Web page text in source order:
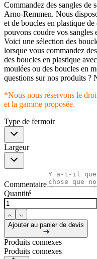
Commandez des sangles de
Arno-Remmen. Nous
et de boucles en plastique
pouvons coudre vos sangles
Voici une sélection des
lorsque vous commandez
des boucles en plastique
moulées ou des boucles en
questions sur nos produits ?
*Nous nous réservons le
et la gamme proposée.
Type de fermoir
Largeur
Commentaire
Quantité
Ajouter au panier de devis
Produits connexes
Produits connexes